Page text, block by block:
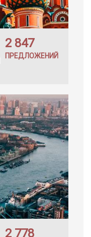
2 847
ПРЕДЛОЖЕНИЙ
2 778